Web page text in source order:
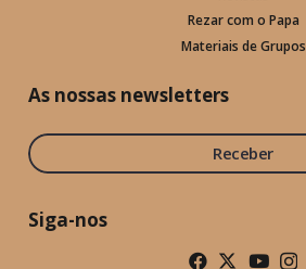
Rezar com o Papa
Materiais de Grupos
As nossas newsletters
Receber
Siga-nos